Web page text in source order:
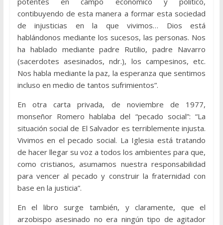
contibuyendo de esta manera a formar esta sociedad
de injusticias en la que vivimos… Dios está
hablándonos mediante los sucesos, las personas. Nos
ha hablado mediante padre Rutilio, padre Navarro
(sacerdotes asesinados, ndr.), los campesinos, etc.
Nos habla mediante la paz, la esperanza que sentimos
incluso en medio de tantos sufrimientos”.
En otra carta privada, de noviembre de 1977,
monseñor Romero hablaba del “pecado social”: “La
situación social de El Salvador es terriblemente injusta.
Vivimos en el pecado social. La Iglesia está tratando
de hacer llegar su voz a todos los ambientes para que,
como cristianos, asumamos nuestra responsabilidad
para vencer al pecado y construir la fraternidad con
base en la justicia”.
En el libro surge también, y claramente, que el
arzobispo asesinado no era ningún tipo de agitador